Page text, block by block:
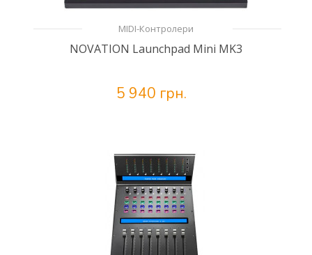
MIDI-Контролери
NOVATION Launchpad Mini MK3
5 940 грн.